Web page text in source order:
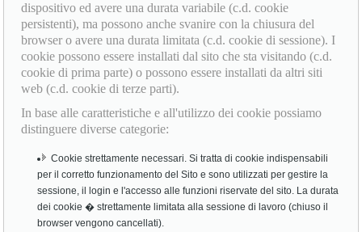
dispositivo ed avere una durata variabile (c.d. cookie
persistenti), ma possono anche svanire con la chiusura del
browser o avere una durata limitata (c.d. cookie di sessione). I
cookie possono essere installati dal sito che sta visitando (c.d.
cookie di prima parte) o possono essere installati da altri siti
web (c.d. cookie di terze parti).
In base alle caratteristiche e all'utilizzo dei cookie possiamo
distinguere diverse categorie:
Cookie strettamente necessari. Si tratta di cookie indispensabili
per il corretto funzionamento del Sito e sono utilizzati per gestire la
sessione, il login e l'accesso alle funzioni riservate del sito. La durata
dei cookie � strettamente limitata alla sessione di lavoro (chiuso il
browser vengono cancellati).